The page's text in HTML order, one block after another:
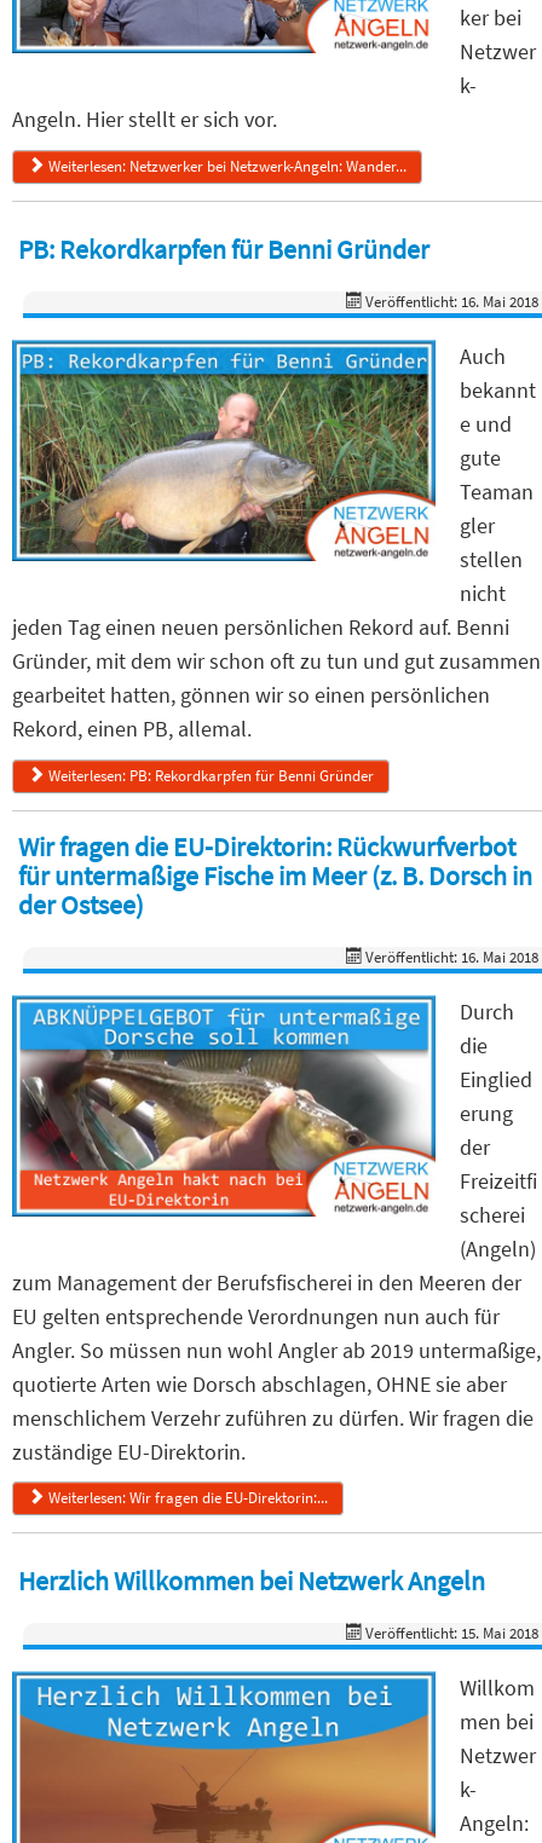
ker bei
Netzwer
k-
Angeln. Hier stellt er sich vor.
Weiterlesen: Netzwerker bei Netzwerk-Angeln: Wander...
PB: Rekordkarpfen für Benni Gründer
Veröffentlicht: 16. Mai 2018
Auch
bekannt
e und
gute
Teaman
gler
stellen
nicht
jeden Tag einen neuen persönlichen Rekord auf. Benni
Gründer, mit dem wir schon oft zu tun und gut zusammen
gearbeitet hatten, gönnen wir so einen persönlichen
Rekord, einen PB, allemal.
Weiterlesen: PB: Rekordkarpfen für Benni Gründer
Wir fragen die EU-Direktorin: Rückwurfverbot
für untermaßige Fische im Meer (z. B. Dorsch in
der Ostsee)
Veröffentlicht: 16. Mai 2018
Durch
die
Einglied
erung
der
Freizeitfi
scherei
(Angeln)
zum Management der Berufsfischerei in den Meeren der
EU gelten entsprechende Verordnungen nun auch für
Angler. So müssen nun wohl Angler ab 2019 untermaßige,
quotierte Arten wie Dorsch abschlagen, OHNE sie aber
menschlichem Verzehr zuführen zu dürfen. Wir fragen die
zuständige EU-Direktorin.
Weiterlesen: Wir fragen die EU-Direktorin:...
Herzlich Willkommen bei Netzwerk Angeln
Veröffentlicht: 15. Mai 2018
Willkom
men bei
Netzwer
k-
Angeln: